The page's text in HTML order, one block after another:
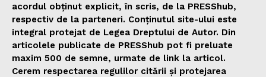
acordul obținut explicit, în scris, de la PRESShub,
respectiv de la parteneri. Conținutul site-ului este
integral protejat de Legea Dreptului de Autor. Din
articolele publicate de PRESShub pot fi preluate
maxim 500 de semne, urmate de link la articol.
Cerem respectarea regulilor citării și protejarea